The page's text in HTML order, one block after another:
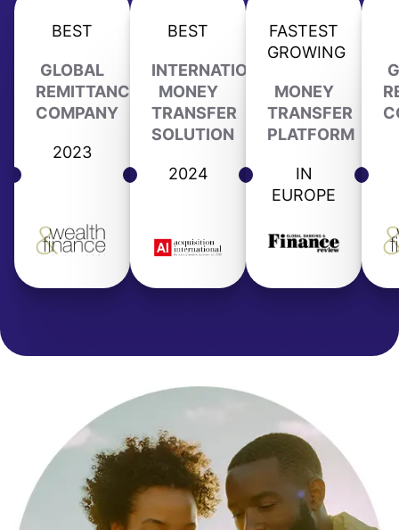
BEST
GLOBAL
REMITTANCE
COMPANY
2023
BEST
INTERNATIONAL
MONEY
TRANSFER
SOLUTION
2024
FASTEST
GROWING
MONEY
TRANSFER
PLATFORM
IN
EUROPE